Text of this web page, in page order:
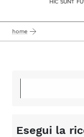
home
Esegui la